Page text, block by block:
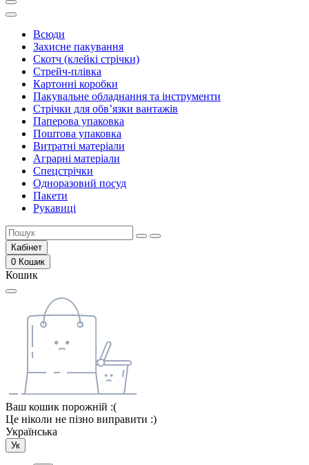
Всюди
Захисне пакування
Скотч (клейкі стрічки)
Стрейч-плівка
Картонні коробки
Пакувальне обладнання та інструменти
Стрічки для обв’язки вантажів
Паперова упаковка
Поштова упаковка
Витратні матеріали
Аграрні матеріали
Спецстрічки
Одноразовий посуд
Пакети
Рукавиці
Кабінет
0 Кошик
Кошик
Ваш кошик порожній :(
Це ніколи не пізно виправити :)
Українська
Ук